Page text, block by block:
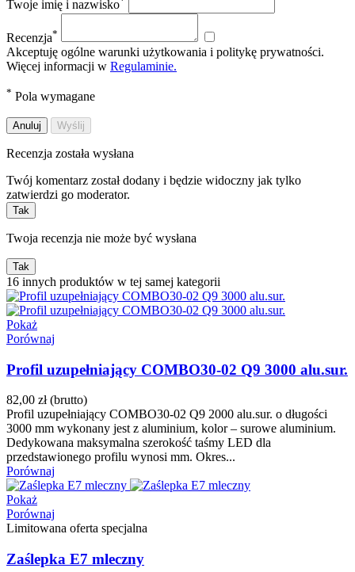
Twoje imię i nazwisko
Recenzja*
Akceptuję ogólne warunki użytkowania i politykę prywatności.
Więcej informacji w Regulaminie.
* Pola wymagane
Anuluj Wyślij
Recenzja została wysłana
Twój komentarz został dodany i będzie widoczny jak tylko
zatwierdzi go moderator.
Tak
Twoja recenzja nie może być wysłana
Tak
16 innych produktów w tej samej kategorii
Pokaż
Porównaj
Profil uzupełniający COMBO30-02 Q9 3000 alu.sur.
82,00 zł (brutto)
Profil uzupełniający COMBO30-02 Q9 2000 alu.sur. o długości
3000 mm wykonany jest z aluminium, kolor – surowe aluminium.
Dedykowana maksymalna szerokość taśmy LED dla
przedstawionego profilu wynosi mm. Okres...
Porównaj
Pokaż
Porównaj
Limitowana oferta specjalna
Zaślepka E7 mleczny